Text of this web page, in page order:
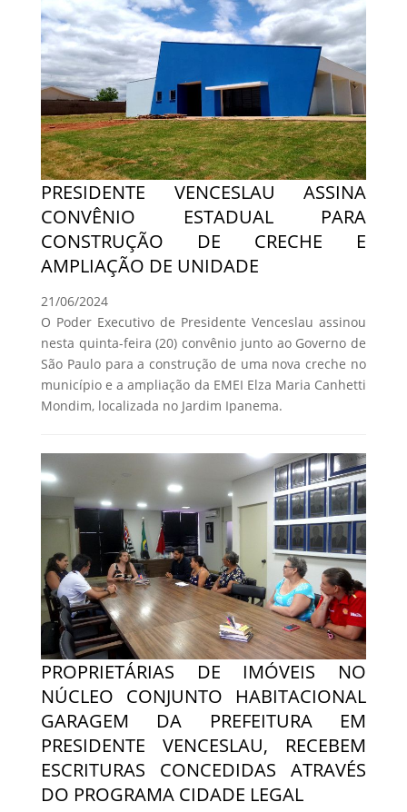
PRESIDENTE VENCESLAU ASSINA
CONVÊNIO ESTADUAL PARA
CONSTRUÇÃO DE CRECHE E
AMPLIAÇÃO DE UNIDADE
21/06/2024
O Poder Executivo de Presidente Venceslau assinou
nesta quinta-feira (20) convênio junto ao Governo de
São Paulo para a construção de uma nova creche no
município e a ampliação da EMEI Elza Maria Canhetti
Mondim, localizada no Jardim Ipanema.
PROPRIETÁRIAS DE IMÓVEIS NO
NÚCLEO CONJUNTO HABITACIONAL
GARAGEM DA PREFEITURA EM
PRESIDENTE VENCESLAU, RECEBEM
ESCRITURAS CONCEDIDAS ATRAVÉS
DO PROGRAMA CIDADE LEGAL